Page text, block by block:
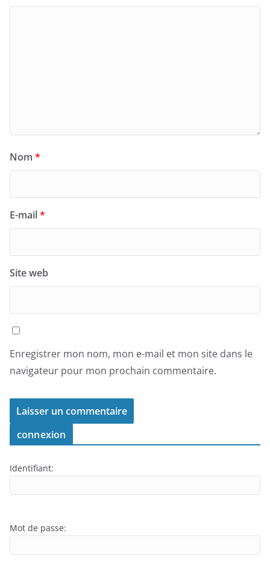
Nom *
E-mail*
Site web
Enregistrer mon nom, mon e-mail et mon site dans le
navigateur pour mon prochain commentaire.
connexion
Identifiant:
Mot de passe: